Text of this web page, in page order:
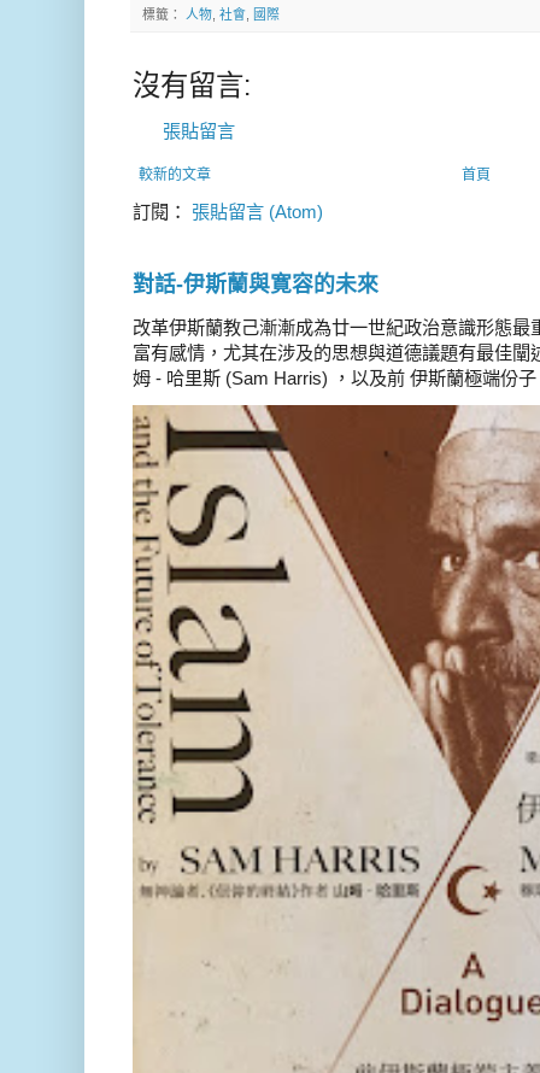
標籤： 人物, 社會, 國際
沒有留言:
張貼留言
較新的文章 首頁
訂閱： 張貼留言 (Atom)
對話-伊斯蘭與寛容的未來
改革伊斯蘭教己漸漸成為廿一世紀政治意識形態
富有感情，尤其在涉及的思想與道德議題有最佳
姆 - 哈里斯 (Sam Harris) ，以及前 伊斯蘭極端份